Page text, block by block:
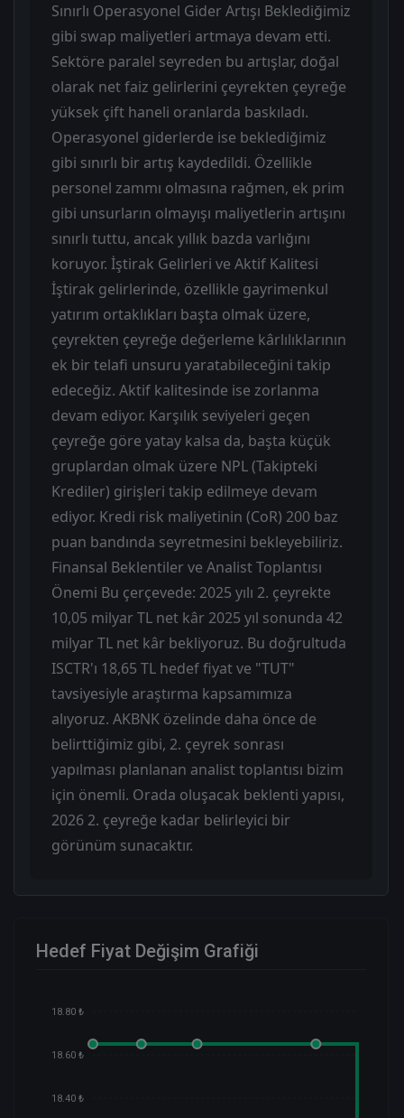
Sınırlı Operasyonel Gider Artışı Beklediğimiz
gibi swap maliyetleri artmaya devam etti.
Sektöre paralel seyreden bu artışlar, doğal
olarak net faiz gelirlerini çeyrekten çeyreğe
yüksek çift haneli oranlarda baskıladı.
Operasyonel giderlerde ise beklediğimiz
gibi sınırlı bir artış kaydedildi. Özellikle
personel zammı olmasına rağmen, ek prim
gibi unsurların olmayışı maliyetlerin artışını
sınırlı tuttu, ancak yıllık bazda varlığını
koruyor. İştirak Gelirleri ve Aktif Kalitesi
İştirak gelirlerinde, özellikle gayrimenkul
yatırım ortaklıkları başta olmak üzere,
çeyrekten çeyreğe değerleme kârlılıklarının
ek bir telafi unsuru yaratabileceğini takip
edeceğiz. Aktif kalitesinde ise zorlanma
devam ediyor. Karşılık seviyeleri geçen
çeyreğe göre yatay kalsa da, başta küçük
gruplardan olmak üzere NPL (Takipteki
Krediler) girişleri takip edilmeye devam
ediyor. Kredi risk maliyetinin (CoR) 200 baz
puan bandında seyretmesini bekleyebiliriz.
Finansal Beklentiler ve Analist Toplantısı
Önemi Bu çerçevede: 2025 yılı 2. çeyrekte
10,05 milyar TL net kâr 2025 yıl sonunda 42
milyar TL net kâr bekliyoruz. Bu doğrultuda
ISCTR'ı 18,65 TL hedef fiyat ve "TUT"
tavsiyesiyle araştırma kapsamımıza
alıyoruz. AKBNK özelinde daha önce de
belirttiğimiz gibi, 2. çeyrek sonrası
yapılması planlanan analist toplantısı bizim
için önemli. Orada oluşacak beklenti yapısı,
2026 2. çeyreğe kadar belirleyici bir
görünüm sunacaktır.
Hedef Fiyat Değişim Grafiği
18.80 ₺
18.60 ₺
18.40 ₺